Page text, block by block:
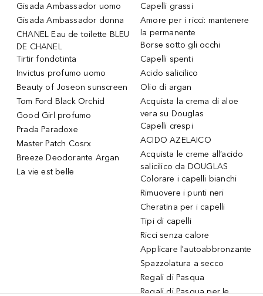
Gisada Ambassador uomo
Gisada Ambassador donna
CHANEL Eau de toilette BLEU
DE CHANEL
Tirtir fondotinta
Invictus profumo uomo
Beauty of Joseon sunscreen
Tom Ford Black Orchid
Good Girl profumo
Prada Paradoxe
Master Patch Cosrx
Breeze Deodorante Argan
La vie est belle
Capelli grassi
Amore per i ricci: mantenere
la permanente
Borse sotto gli occhi
Capelli spenti
Acido salicilico
Olio di argan
Acquista la crema di aloe
vera su Douglas
Capelli crespi
ACIDO AZELAICO
Acquista le creme all’acido
salicilico da DOUGLAS
Colorare i capelli bianchi
Rimuovere i punti neri
Cheratina per i capelli
Tipi di capelli
Ricci senza calore
Applicare l'autoabbronzante
Spazzolatura a secco
Regali di Pasqua
Regali di Pasqua per le